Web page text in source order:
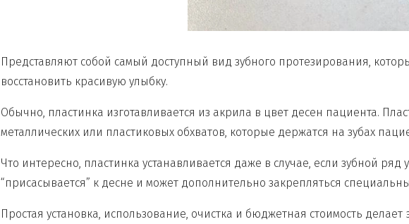
Представляют собой самый доступный вид зубного протезирования,
восстановить красивую улыбку.
Обычно, пластинка изготавливается из акрила в цвет десен пациента.
металлических или пластиковых обхватов, которые держатся на зубах
Что интересно, пластинка устанавливается даже в случае, если зубной
“присасывается” к десне и может дополнительно закрепляться
Простая установка, использование, очистка и бюджетная стоимость